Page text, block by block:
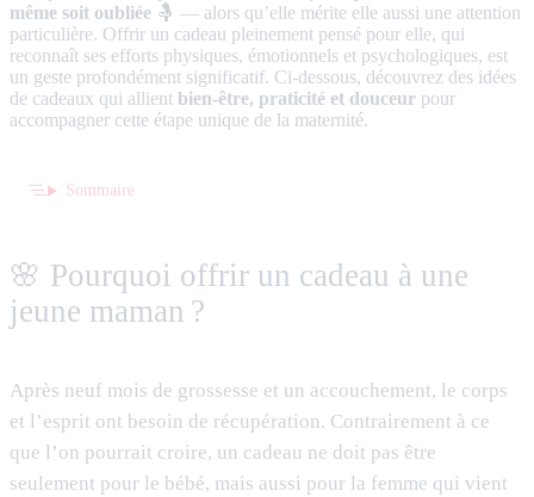
même soit oubliée 🤱 — alors qu’elle mérite elle aussi une attention
particulière. Offrir un cadeau pleinement pensé pour elle, qui
reconnaît ses efforts physiques, émotionnels et psychologiques, est
un geste profondément significatif. Ci-dessous, découvrez des idées
de cadeaux qui allient bien-être, praticité et douceur pour
accompagner cette étape unique de la maternité.
Sommaire
🌸 Pourquoi offrir un cadeau à une
jeune maman ?
Après neuf mois de grossesse et un accouchement, le corps
et l’esprit ont besoin de récupération. Contrairement à ce
que l’on pourrait croire, un cadeau ne doit pas être
seulement pour le bébé, mais aussi pour la femme qui vient